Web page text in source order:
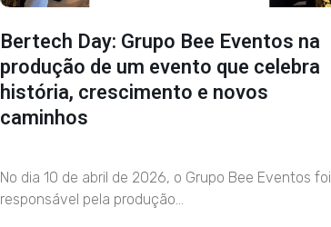
Bertech Day: Grupo Bee Eventos na
produção de um evento que celebra
história, crescimento e novos
caminhos
No dia 10 de abril de 2026, o Grupo Bee Eventos foi
responsável pela produção...